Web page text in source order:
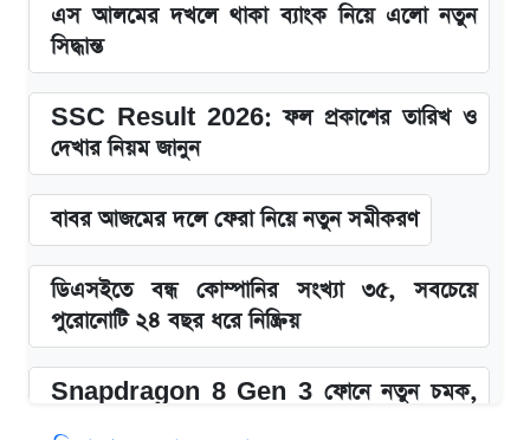
এস আলমের দখলে থাকা ব্যাংক নিয়ে এলো নতুন
সিদ্ধান্ত
SSC Result 2026: ফল প্রকাশের তারিখ ও
দেখার নিয়ম জানুন
বাবর আজমের দলে ফেরা নিয়ে নতুন সমীকরণ
ডিএসইতে বন্ধ কোম্পানির সংখ্যা ৩৫, সবচেয়ে
পুরোনোটি ২৪ বছর ধরে নিষ্ক্রিয়
Snapdragon 8 Gen 3 ফোনে নতুন চমক,